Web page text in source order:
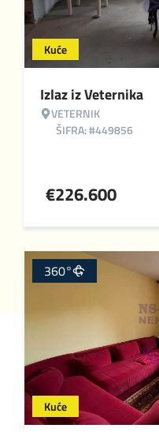
Kuće
Izlaz iz Veternika
VETERNIK
ŠIFRA: #449856
€226.600
Kuće
360°